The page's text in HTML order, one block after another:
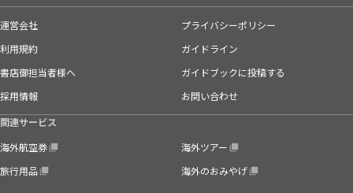
運営会社
プライバシーポリシー
利用規約
ガイドライン
書店御担当者様へ
ガイドブックに投稿する
採用情報
お問い合わせ
関連サービス
海外航空券
海外ツアー
旅行用品
海外のおみやげ